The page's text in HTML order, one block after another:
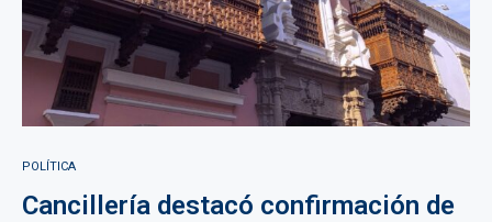
POLÍTICA
Cancillería destacó confirmación de